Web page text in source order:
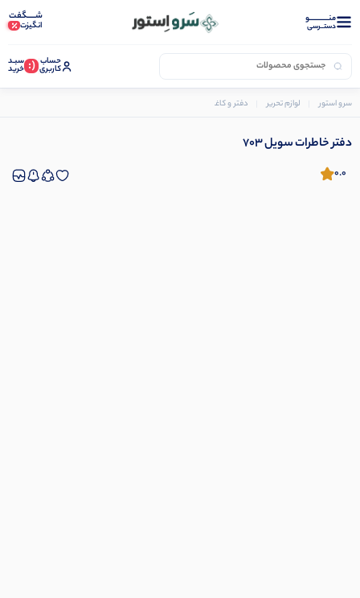
منــــــــــــو
دستــرسی
شـــــگفت
انگیزت
حساب
کاربری (: سبـد
خرید
سرو استور لوازم تحریر دفتر و کاغذ
دفتر خاطرات سویل 703
0.0